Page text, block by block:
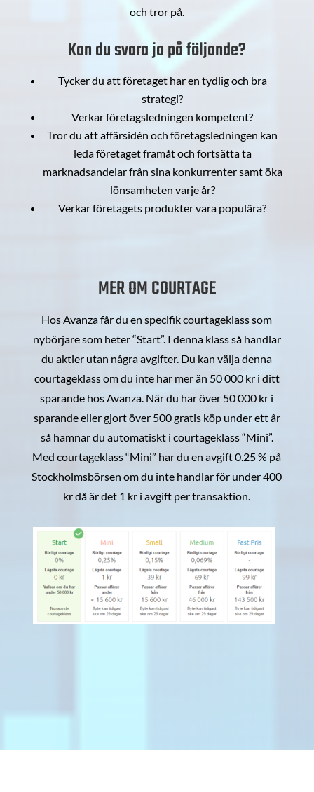
och tror på.
Kan du svara ja på följande?
Tycker du att företaget har en tydlig och bra
strategi?
Verkar företagsledningen kompetent?
Tror du att affärsidén och företagsledningen kan
leda företaget framåt och fortsätta ta
marknadsandelar från sina konkurrenter samt öka
lönsamheten varje år?
Verkar företagets produkter vara populära?
MER OM COURTAGE
Hos Avanza får du en specifik courtageklass som
nybörjare som heter “Start”. I denna klass så handlar
du aktier utan några avgifter. Du kan välja denna
courtageklass om du inte har mer än 50 000 kr i ditt
sparande hos Avanza. När du har över 50 000 kr i
sparande eller gjort över 500 gratis köp under ett år
så hamnar du automatiskt i courtageklass “Mini”.
Med courtageklass “Mini” har du en avgift 0.25 % på
Stockholmsbörsen om du inte handlar för under 400
kr då är det 1 kr i avgift per transaktion.